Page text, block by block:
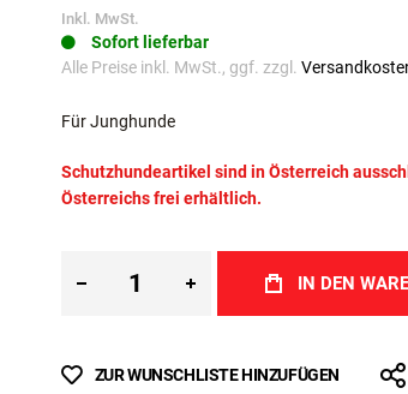
Inkl. MwSt.
Sofort lieferbar
Alle Preise inkl. MwSt., ggf. zzgl.
Für Junghunde
Schutzhundeartikel sind in Österreich
Österreichs frei erhältlich.
IN DEN
ZUR WUNSCHLISTE HINZUFÜGEN